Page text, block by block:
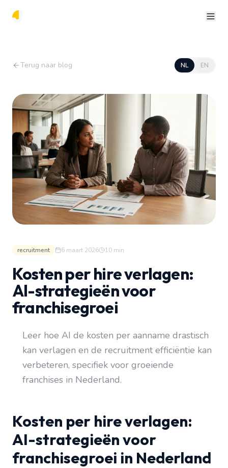
Terug naar blog NL EN
recruitment 6 maart 2026 10 min
Kosten per hire verlagen:
AI-strategieën voor
franchisegroei
Leer hoe AI de kosten per aanname drastisch
kan verlagen en de recruitment efficiëntie kan
verbeteren, specifiek voor groeiende
franchises in Nederland.
Kosten per hire verlagen:
AI-strategieën voor
franchisegroei in Nederland